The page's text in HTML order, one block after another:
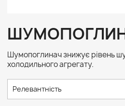
Шумопоглинач знижує рівень
холодильного агрегату.
Релевантність